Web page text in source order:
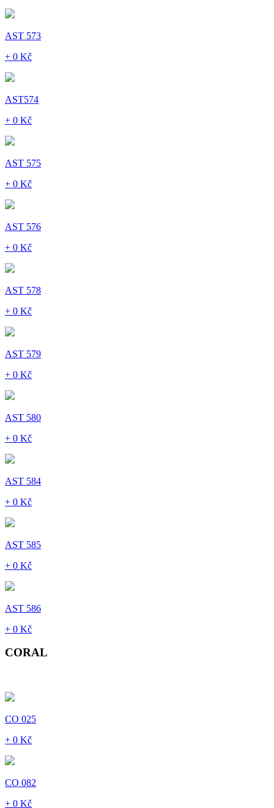
AST 573
+ 0 Kč
AST574
+ 0 Kč
AST 575
+ 0 Kč
AST 576
+ 0 Kč
AST 578
+ 0 Kč
AST 579
+ 0 Kč
AST 580
+ 0 Kč
AST 584
+ 0 Kč
AST 585
+ 0 Kč
AST 586
+ 0 Kč
CORAL
CO 025
+ 0 Kč
CO 082
+ 0 Kč